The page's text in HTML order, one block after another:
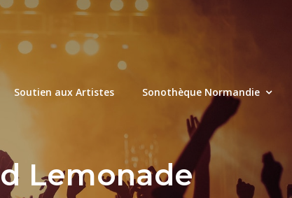
Soutien aux Artistes Sonothèque Normandie
Lemonade